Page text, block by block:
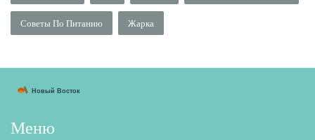
Советы По Питанию Жарка
Меню